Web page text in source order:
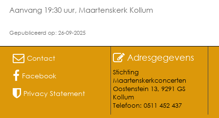
Aanvang 19:30 uur, Maartenskerk Kollum
Gepubliceerd op: 26-09-2025
Contact
Facebook
Privacy Statement
Adresgegevens
Stichting
Maartenskerkconcerten
Oostenstein 13, 9291 GS
Kollum
Telefoon: 0511 452 437